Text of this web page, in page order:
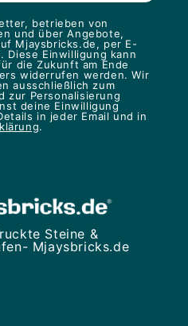
betrieben von
und über Angebote,
Mjaysbricks.de, per E-
Diese Einwilligung kann
die Zukunft am Ende
widerrufen werden. Wir
ausschließlich zum
zur Personalisierung
deine Einwilligung
in jeder Email und in
.
Steine &
Mjaysbricks.de